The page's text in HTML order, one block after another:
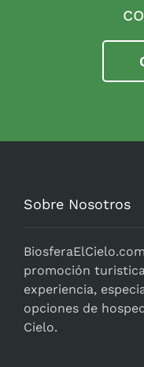
Sobre Nosotros
BiosferaElCielo.com
promoción
experiencia,
opciones de
Cielo.